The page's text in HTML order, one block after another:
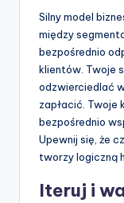
Silny model
między
bezpośrednio
klientów. Twoje
odzwierciedlać
zapłacić. Twoje
bezpośrednio
Upewnij się, że
tworzy logiczną
Iteruj i